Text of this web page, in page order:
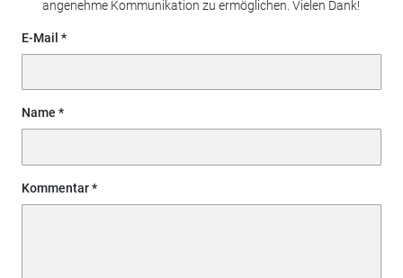
angenehme Kommunikation zu ermöglichen. Vielen Dank!
E-Mail
Name
Kommentar